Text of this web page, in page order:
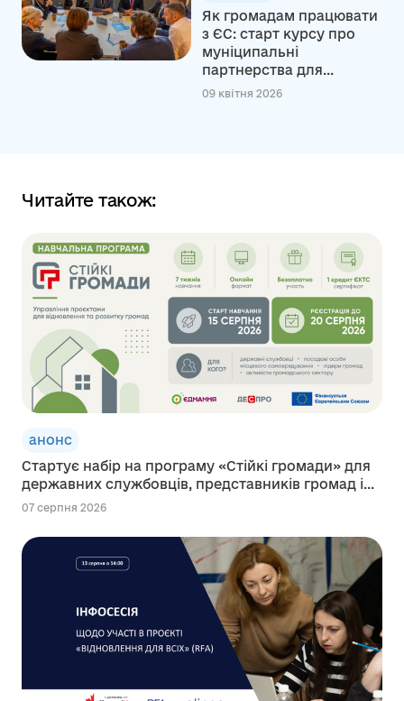
Як громадам працювати
з ЄС: старт курсу про
муніципальні
партнерства для...
09 квітня 2026
Читайте також:
анонс
Стартує набір на програму «Стійкі громади» для
державних службовців, представників громад і...
07 серпня 2026